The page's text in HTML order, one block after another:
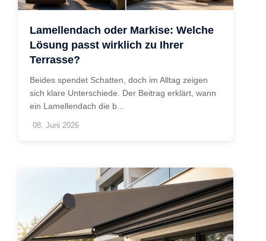
Lamellendach oder Markise: Welche
Lösung passt wirklich zu Ihrer
Terrasse?
Beides spendet Schatten, doch im Alltag zeigen
sich klare Unterschiede. Der Beitrag erklärt, wann
ein Lamellendach die b...
08. Juni 2026